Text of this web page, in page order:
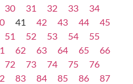
30 31 32 33
34
41 42 43 44
45
51 52 53 54
55
62 63 64 65
66
72 73 74 75
76
83 84 85 86
87